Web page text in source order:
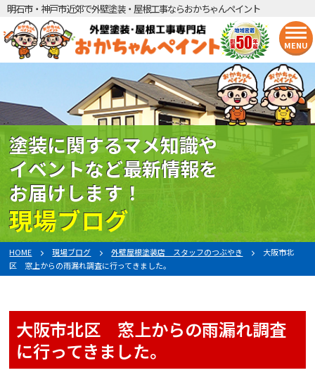
明石市・神戸市近郊で外壁塗装・屋根工事ならおかちゃんペイント
MENU
塗装に関するマメ知識や
イベントなど最新情報を
お届けします！
現場ブログ
HOME 現場ブログ 外壁屋根塗装店 スタッフのつぶやき
大阪市北
区 窓上からの雨漏れ調査に行ってきました。
大阪市北区 窓上からの雨漏れ調査
に行ってきました。